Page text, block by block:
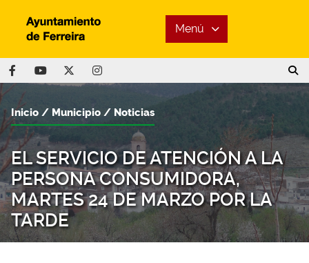
Menú
EL SERVICIO DE ATENCIÓN A LA
PERSONA CONSUMIDORA,
MARTES 24 DE MARZO POR LA
TARDE
Inicio Municipio Noticias